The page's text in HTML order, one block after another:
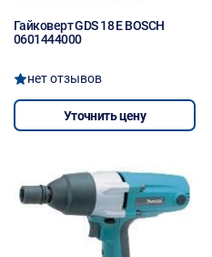
Гайковерт GDS 18 E BOSCH
0601444000
нет отзывов
Уточнить цену